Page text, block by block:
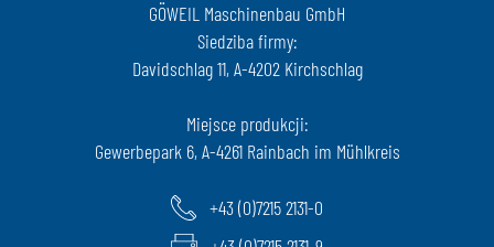
GÖWEIL Maschinenbau GmbH
Siedziba firmy:
Davidschlag 11, A-4202 Kirchschlag
Miejsce produkcji:
Gewerbepark 6, A-4261 Rainbach im Mühlkreis
+43 (0)7215 2131-0